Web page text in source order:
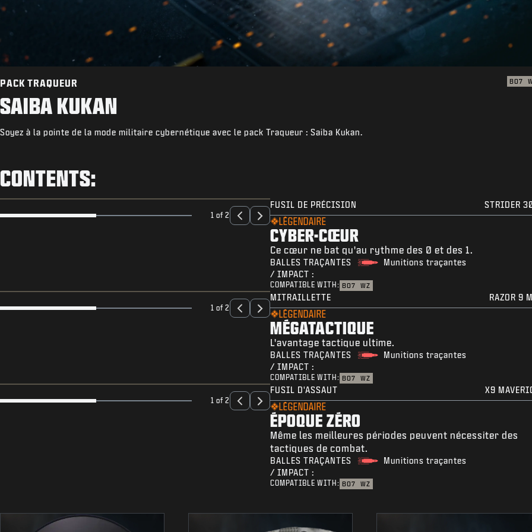
PACK TRAQUEUR BO7
SAIBA KUKAN
Soyez à la pointe de la mode militaire cybernétique avec le pack Traqueur : Saiba Kukan.
CONTENTS:
1 of 2
FUSIL DE PRÉCISION STRIDER
LÉGENDAIRE
CYBER-CŒUR
Ce cœur ne bat qu'au rythme des 0 et des 1.
BALLES TRAÇANTES
/ IMPACT :
Munitions traçantes
COMPATIBLE WITH: BO7 WZ
1 of 2
MITRAILLETTE RAZOR 9
LÉGENDAIRE
MÉGATACTIQUE
L'avantage tactique ultime.
BALLES TRAÇANTES
/ IMPACT :
Munitions traçantes
COMPATIBLE WITH: BO7 WZ
1 of 2
FUSIL D'ASSAUT X9
LÉGENDAIRE
ÉPOQUE ZÉRO
Même les meilleures périodes peuvent nécessiter des
tactiques de combat.
BALLES TRAÇANTES
/ IMPACT :
Munitions traçantes
COMPATIBLE WITH: BO7 WZ